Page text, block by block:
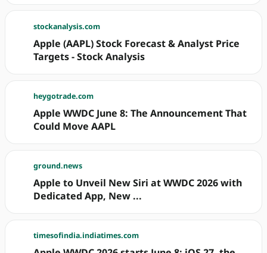
stockanalysis.com
Apple (AAPL) Stock Forecast & Analyst Price
Targets - Stock Analysis
heygotrade.com
Apple WWDC June 8: The Announcement That
Could Move AAPL
ground.news
Apple to Unveil New Siri at WWDC 2026 with
Dedicated App, New ...
timesofindia.indiatimes.com